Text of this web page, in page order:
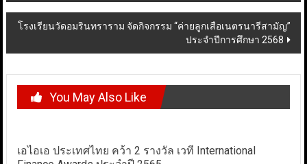
โรงเรียนวัดอมรินทราราม จัดกิจกรรม “ค่ายลูกเสือเนตรนารีสามัญ”
ประจำปีการศึกษา 2568
You May Also Like
เอไอเอ ประเทศไทย คว้า 2 รางวัล เวที International